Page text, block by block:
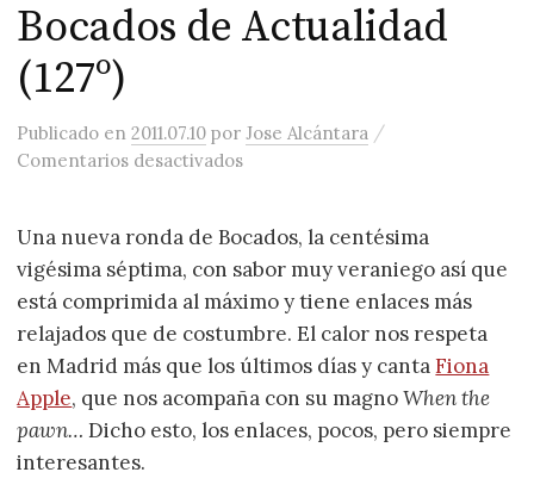
Bocados de Actualidad
(127º)
Publicado en2011.07.10 porJose Alcántara /
Comentarios desactivadosen Bocados de Actualidad (127º)
Una nueva ronda de Bocados, la centésima
vigésima séptima, con sabor muy veraniego así que
está comprimida al máximo y tiene enlaces más
relajados que de costumbre. El calor nos respeta
en Madrid más que los últimos días y cantaFiona
Apple, que nos acompaña con su magnoWhen the
pawn… Dicho esto, los enlaces, pocos, pero siempre
interesantes.